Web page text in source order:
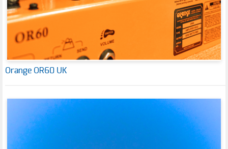
Orange OR60 UK